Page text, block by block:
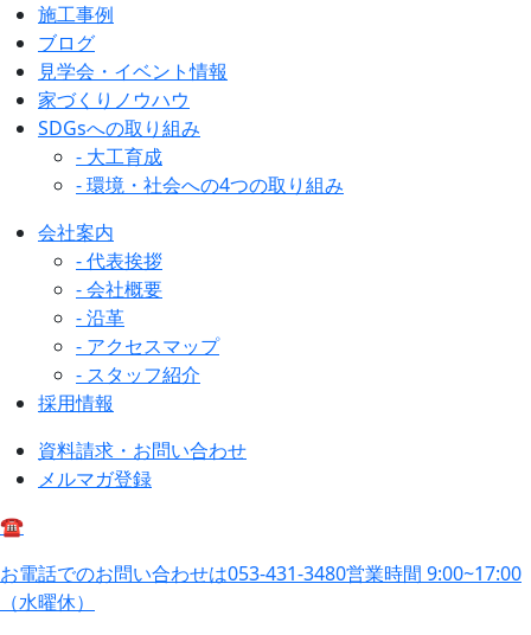
施工事例
ブログ
見学会・イベント情報
家づくりノウハウ
SDGsへの取り組み
- 大工育成
- 環境・社会への4つの取り組み
会社案内
- 代表挨拶
- 会社概要
- 沿革
- アクセスマップ
- スタッフ紹介
採用情報
資料請求・お問い合わせ
メルマガ登録
☎
お電話でのお問い合わせは053-431-3480営業時間 9:00~17:00
（水曜休）